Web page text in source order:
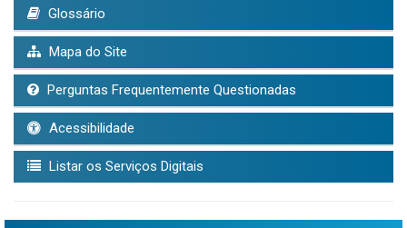
Glossário
Mapa do Site
Perguntas Frequentemente Questionadas
Acessibilidade
Listar os Serviços Digitais